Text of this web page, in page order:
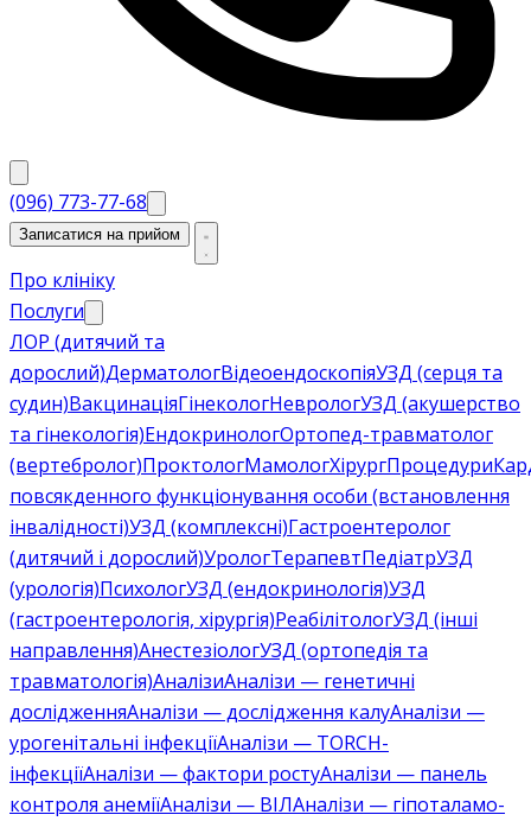
(096) 773-77-68
Записатися на прийом
Про клініку
Послуги
ЛОР (дитячий та
дорослий)ДерматологВідеоендоскопіяУЗД (серця та
судин)ВакцинаціяГінекологНеврологУЗД (акушерство
та гінекологія)ЕндокринологОртопед-травматолог
(вертебролог)ПроктологМамологХірургПроцедури
повсякденного функціонування особи (встановлення
інвалідності)УЗД (комплексні)Гастроентеролог
(дитячий і дорослий)УрологТерапевтПедіатрУЗД
(урологія)ПсихологУЗД (ендокринологія)УЗД
(гастроентерологія, хірургія)РеабілітологУЗД (інші
направлення)АнестезіологУЗД (ортопедія та
травматологія)АналізиАналізи — генетичні
дослідженняАналізи — дослідження калуАналізи —
урогенітальні інфекціїАналізи — TORCH-
інфекціїАналізи — фактори ростуАналізи — панель
контроля анеміїАналізи — ВІЛАналізи — гіпоталамо-